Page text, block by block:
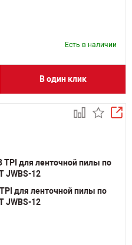
Есть в наличии
В один клик
для ленточной пилы по
JWBS-12